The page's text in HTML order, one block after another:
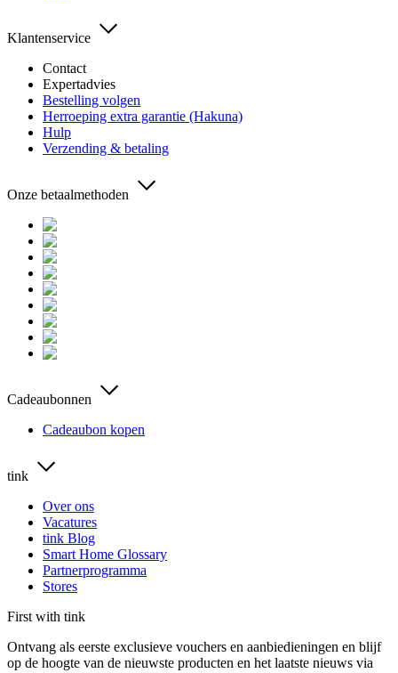
Klantenservice
Contact
Expertadvies
Bestelling volgen
Herroeping extra garantie (Hakuna)
Hulp
Verzending & betaling
Onze betaalmethoden
Cadeaubonnen
Cadeaubon kopen
tink
Over ons
Vacatures
tink Blog
Smart Home Glossary
Partnerprogramma
Stores
First with tink
Ontvang als eerste exclusieve vouchers en aanbiedieningen en blijf
op de hoogte van de nieuwste producten en het laatste nieuws via